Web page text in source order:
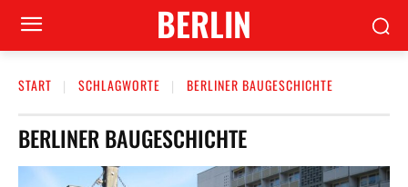
BERLIN
START SCHLAGWORTE BERLINER BAUGESCHICHTE
BERLINER BAUGESCHICHTE